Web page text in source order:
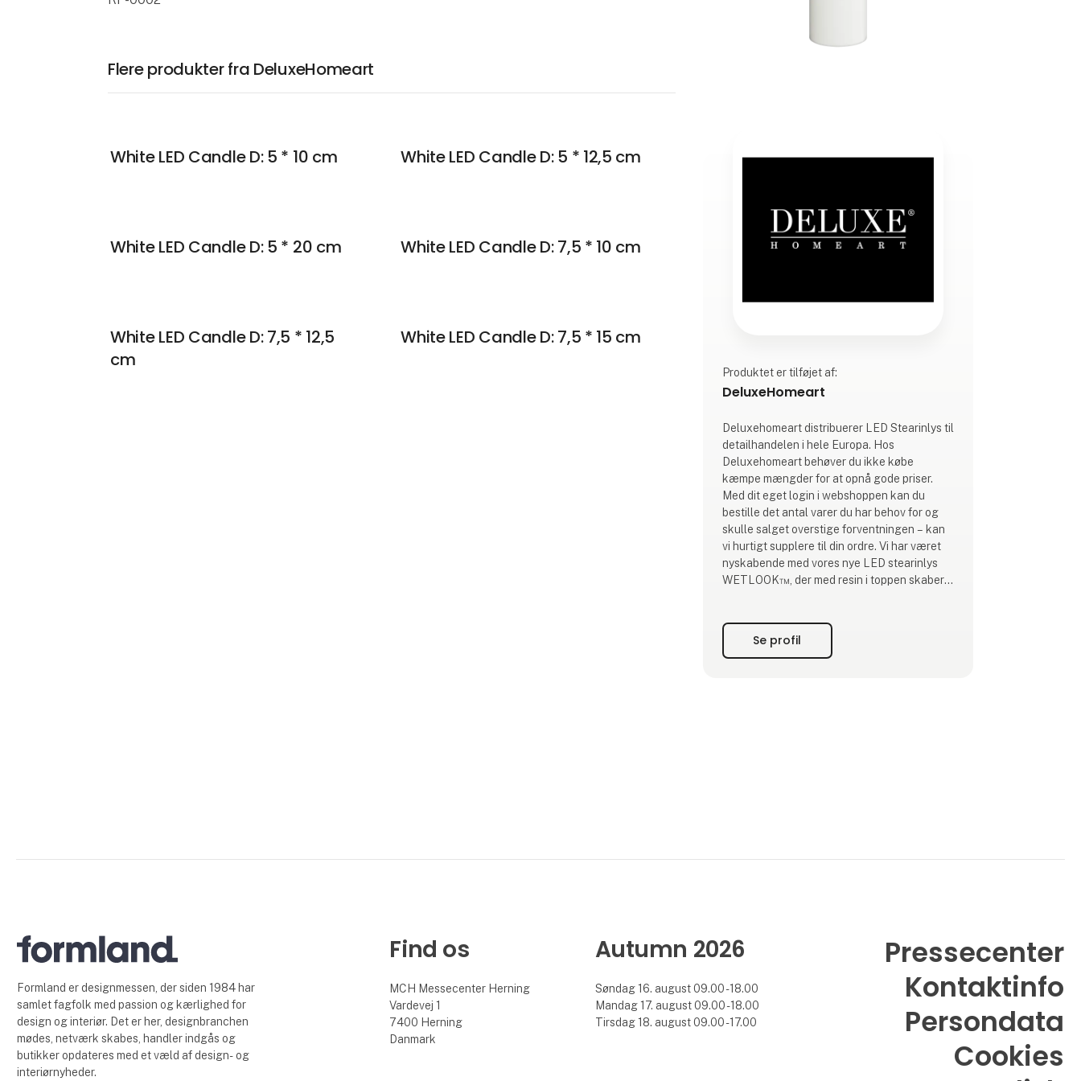
Flere produkter fra DeluxeHomeart
White LED Candle D: 5 * 10 cm White LED Candle D: 5 * 12,5 cm
White LED Candle D: 5 * 20 cm White LED Candle D: 7,5 * 10 cm
White LED Candle D: 7,5 * 12,5
cm
White LED Candle D: 7,5 * 15 cm
Produktet er tilføjet af:
DeluxeHomeart
Deluxehomeart distribuerer LED Stearinlys til
detailhandelen i hele Europa. Hos
Deluxehomeart behøver du ikke købe
kæmpe mængder for at opnå gode priser.
Med dit eget login i webshoppen kan du
bestille det antal varer du har behov for og
skulle salget overstige forventningen – kan
vi hurtigt supplere til din ordre. Vi har været
nyskabende med vores nye LED stearinlys
WETLOOK™, der med resin i toppen skaber
designbeskyttet i Europa, samt
designpatenteret i både USA og Kina.
Se profil
Formland er designmessen, der siden 1984 har
samlet fagfolk med passion og kærlighed for
design og interiør. Det er her, designbranchen
mødes, netværk skabes, handler indgås og
butikker opdateres med et væld af design- og
interiørnyheder.
Find os
MCH Messecenter Herning
Vardevej 1
7400 Herning
Danmark
Autumn 2026
Søndag 16. august 09.00 - 18.00
Mandag 17. august 09.00 - 18.00
Tirsdag 18. august 09.00 - 17.00
Pressecenter
Kontaktinfo
Persondata
Cookies